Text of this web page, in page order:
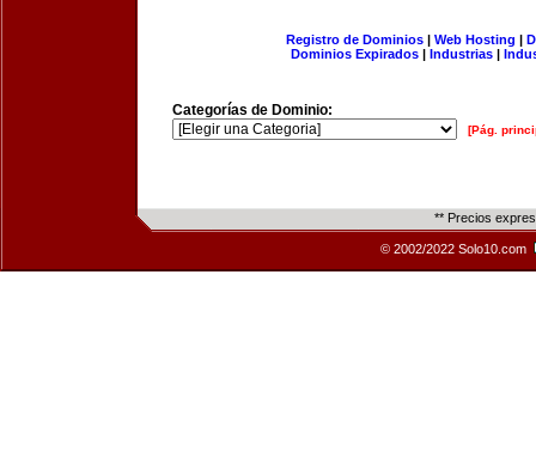
Registro de Dominios| Web Hosting |
Dominios Expirados | Industrias |
Categorías de Dominio:
[Pág.
** Precios
© 2002/2022 Solo10.com